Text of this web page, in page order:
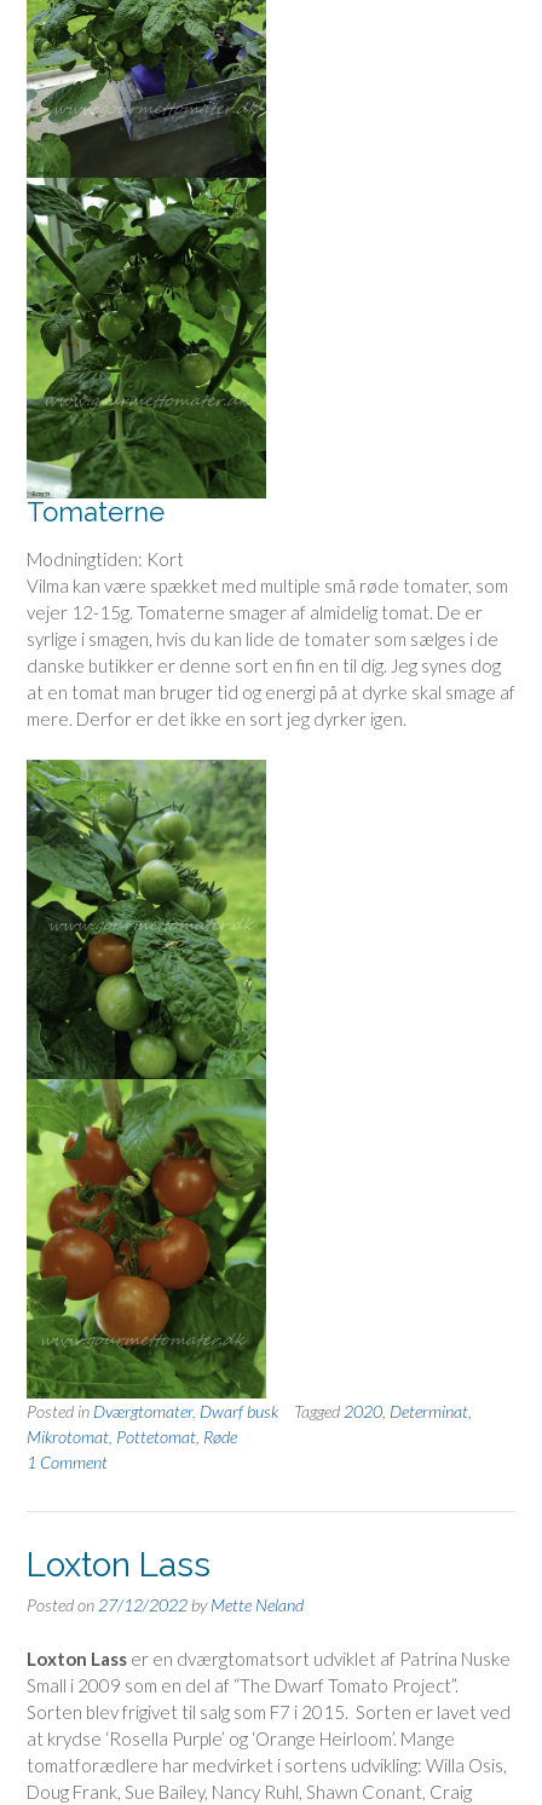
Tomaterne
Modningtiden: Kort
Vilma kan være spækket med multiple små røde tomater, som
vejer 12-15g. Tomaterne smager af almidelig tomat. De er
syrlige i smagen, hvis du kan lide de tomater som sælges i de
danske butikker er denne sort en fin en til dig. Jeg synes dog
at en tomat man bruger tid og energi på at dyrke skal smage af
mere. Derfor er det ikke en sort jeg dyrker igen.
Posted in Dværgtomater, Dwarf busk Tagged2020, Determinat,
Mikrotomat, Pottetomat, Røde
1 Comment
Loxton Lass
Posted on27/12/2022byMette Neland
Loxton Lass er en dværgtomatsort udviklet af Patrina Nuske
Small i 2009 som en del af “The Dwarf Tomato Project”.
Sorten blev frigivet til salg som F7 i 2015. Sorten er lavet ved
at krydse ‘Rosella Purple’ og ‘Orange Heirloom’. Mange
tomatforædlere har medvirket i sortens udvikling: Willa Osis,
Doug Frank, Sue Bailey, Nancy Ruhl, Shawn Conant, Craig